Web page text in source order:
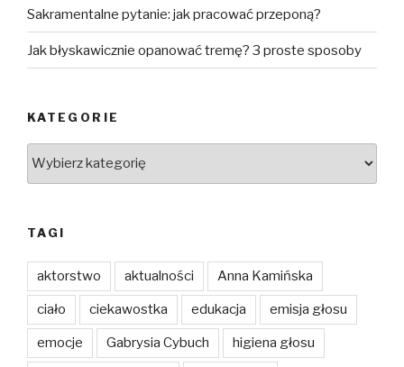
Sakramentalne pytanie: jak pracować przeponą?
Jak błyskawicznie opanować tremę? 3 proste sposoby
KATEGORIE
TAGI
aktorstwo aktualności Anna Kamińska
ciało ciekawostka edukacja emisja głosu
emocje Gabrysia Cybuch higiena głosu